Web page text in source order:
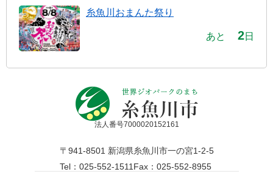
糸魚川おまんた祭り
あと 2日
法人番号7000020152161
〒941-8501 新潟県糸魚川市一の宮1-2-5
Tel：025-552-1511 Fax：025-552-8955